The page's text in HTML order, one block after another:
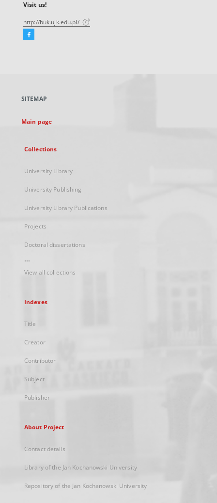
Visit us!
http://buk.ujk.edu.pl/
Facebook
new
SITEMAP
Main page
Collections
University Library
University Publishing
University Library Publications
Projects
Doctoral dissertations
...
View all collections
Indexes
Title
Creator
Contributor
Subject
Publisher
About Project
Contact details
Library of the Jan Kochanowski University
Repository of the Jan Kochanowski University